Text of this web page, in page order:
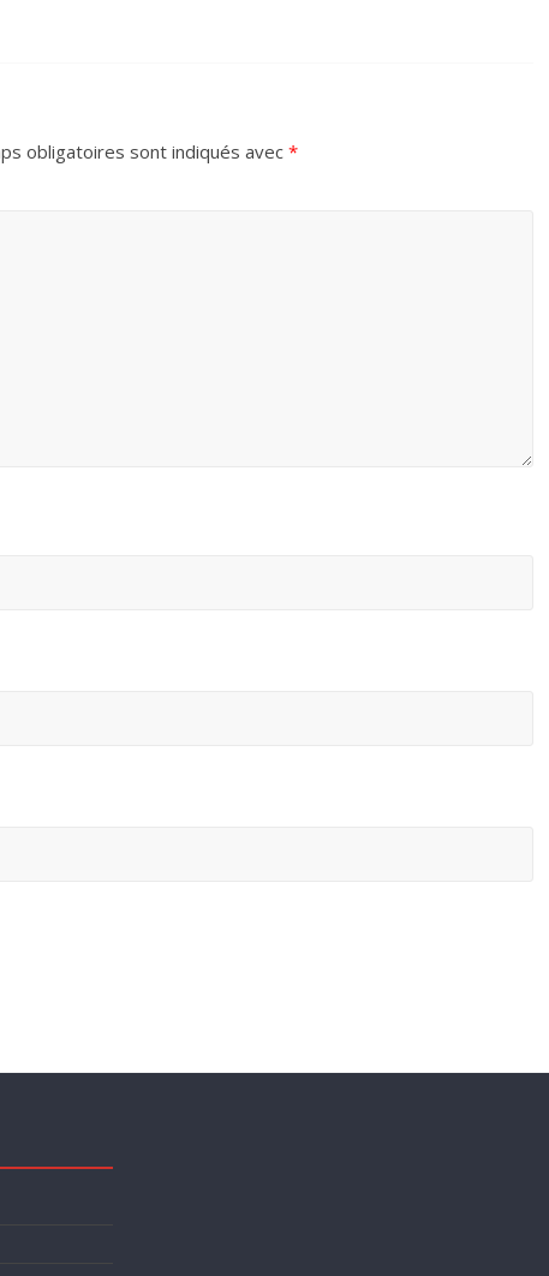
obligatoires sont indiqués avec *